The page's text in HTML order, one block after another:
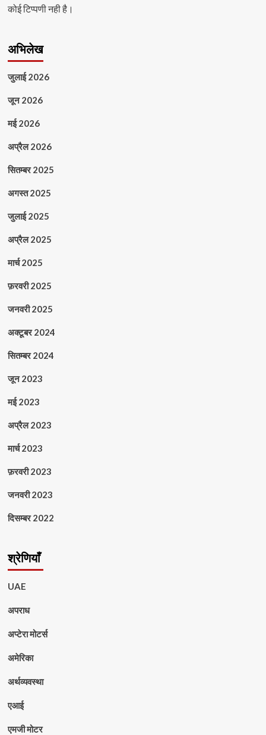
कोई टिप्पणी नही है।
अभिलेख
जुलाई 2026
जून 2026
मई 2026
अप्रैल 2026
सितम्बर 2025
अगस्त 2025
जुलाई 2025
अप्रैल 2025
मार्च 2025
फ़रवरी 2025
जनवरी 2025
अक्टूबर 2024
सितम्बर 2024
जून 2023
मई 2023
अप्रैल 2023
मार्च 2023
फ़रवरी 2023
जनवरी 2023
दिसम्बर 2022
श्रेणियाँ
UAE
अपराध
अप्टेरा मोटर्स
अमेरिका
अर्थव्यवस्था
एआई
एमजी मोटर